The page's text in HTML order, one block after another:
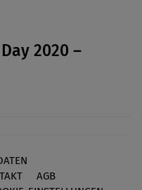
2020 –
AGB